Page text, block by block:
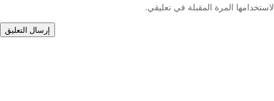
لاستخدامها المرة المقبلة في تعليقي.
إرسال التعليق